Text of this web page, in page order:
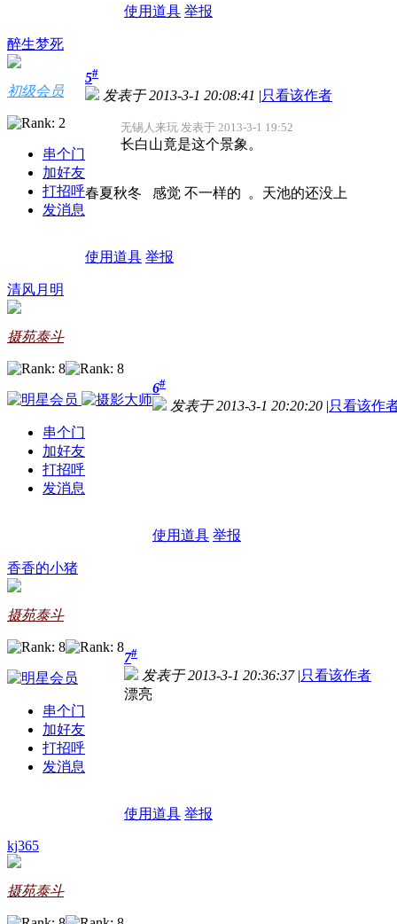
使用道具 举报
醉生梦死
初级会员
串个门
加好友
打招呼
发消息
5#
发表于 2013-3-1 20:08:41 |只看该作者
无锡人来玩 发表于 2013-3-1 19:52
长白山竟是这个景象。
春夏秋冬 感觉 不一样的 。天池的还没上
使用道具 举报
清风月明
摄苑泰斗
串个门
加好友
打招呼
发消息
6#
发表于 2013-3-1 20:20:20 |只看该作
使用道具 举报
香香的小猪
摄苑泰斗
串个门
加好友
打招呼
发消息
7#
发表于 2013-3-1 20:36:37 |只看该作者
漂亮
使用道具 举报
kj365
摄苑泰斗